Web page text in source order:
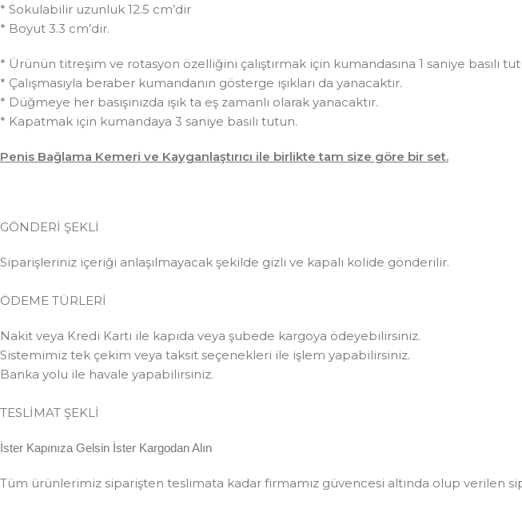
* Sokulabilir uzunluk 12.5 cm’dir
* Boyut 3.3 cm’dir.
* Ürünün titreşim ve rotasyon özelliğini çalıştırmak için kumandasına 1 saniye basılı
* Çalışmasıyla beraber kumandanın gösterge ışıkları da yanacaktır.
* Düğmeye her basışınızda ışık ta eş zamanlı olarak yanacaktır.
* Kapatmak için kumandaya 3 saniye basılı tutun.
Penis Bağlama Kemeri ve Kayganlaştırıcı ile birlikte tam size göre bir set.
GÖNDERİ ŞEKLİ
Siparişleriniz içeriği anlaşılmayacak şekilde gizli ve kapalı kolide gönderilir.
ÖDEME TÜRLERİ
Nakit veya Kredi Kartı ile kapıda veya şubede kargoya ödeyebilirsiniz.
Sistemimiz tek çekim veya taksit seçenekleri ile işlem yapabilirsiniz.
Banka yolu ile havale yapabilirsiniz.
TESLİMAT ŞEKLİ
İster Kapınıza Gelsin İster Kargodan Alın
Tüm ürünlerimiz siparişten teslimata kadar firmamız güvencesi altında olup verilen